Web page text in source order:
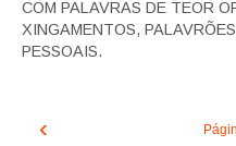
COM PALAVRAS DE TEOR
XINGAMENTOS,
PESSOAIS.
‹